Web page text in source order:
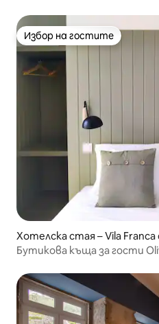
Избор на гостите
Избор на гостите
Хотелска стая – Vila Franca
Бутикова къща за гости